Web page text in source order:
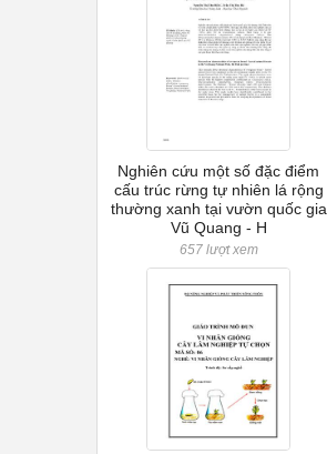
Nghiên cứu một số đặc điểm
cấu trúc rừng tự nhiên lá rộng
thường xanh tại vườn quốc gia
Vũ Quang - H
657 lượt xem